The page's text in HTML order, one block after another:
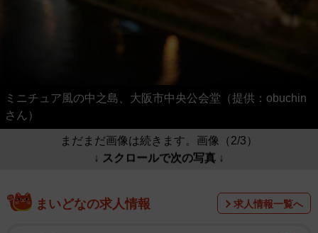
ミニチュア風の中之島、大阪市中央公会堂（提供：obuchin
さん）
まだまだ画像は続きます。画像（2/3）
↓ スクロールで次の写真 ↓
まいどなの求人情報 求人情報一覧へ